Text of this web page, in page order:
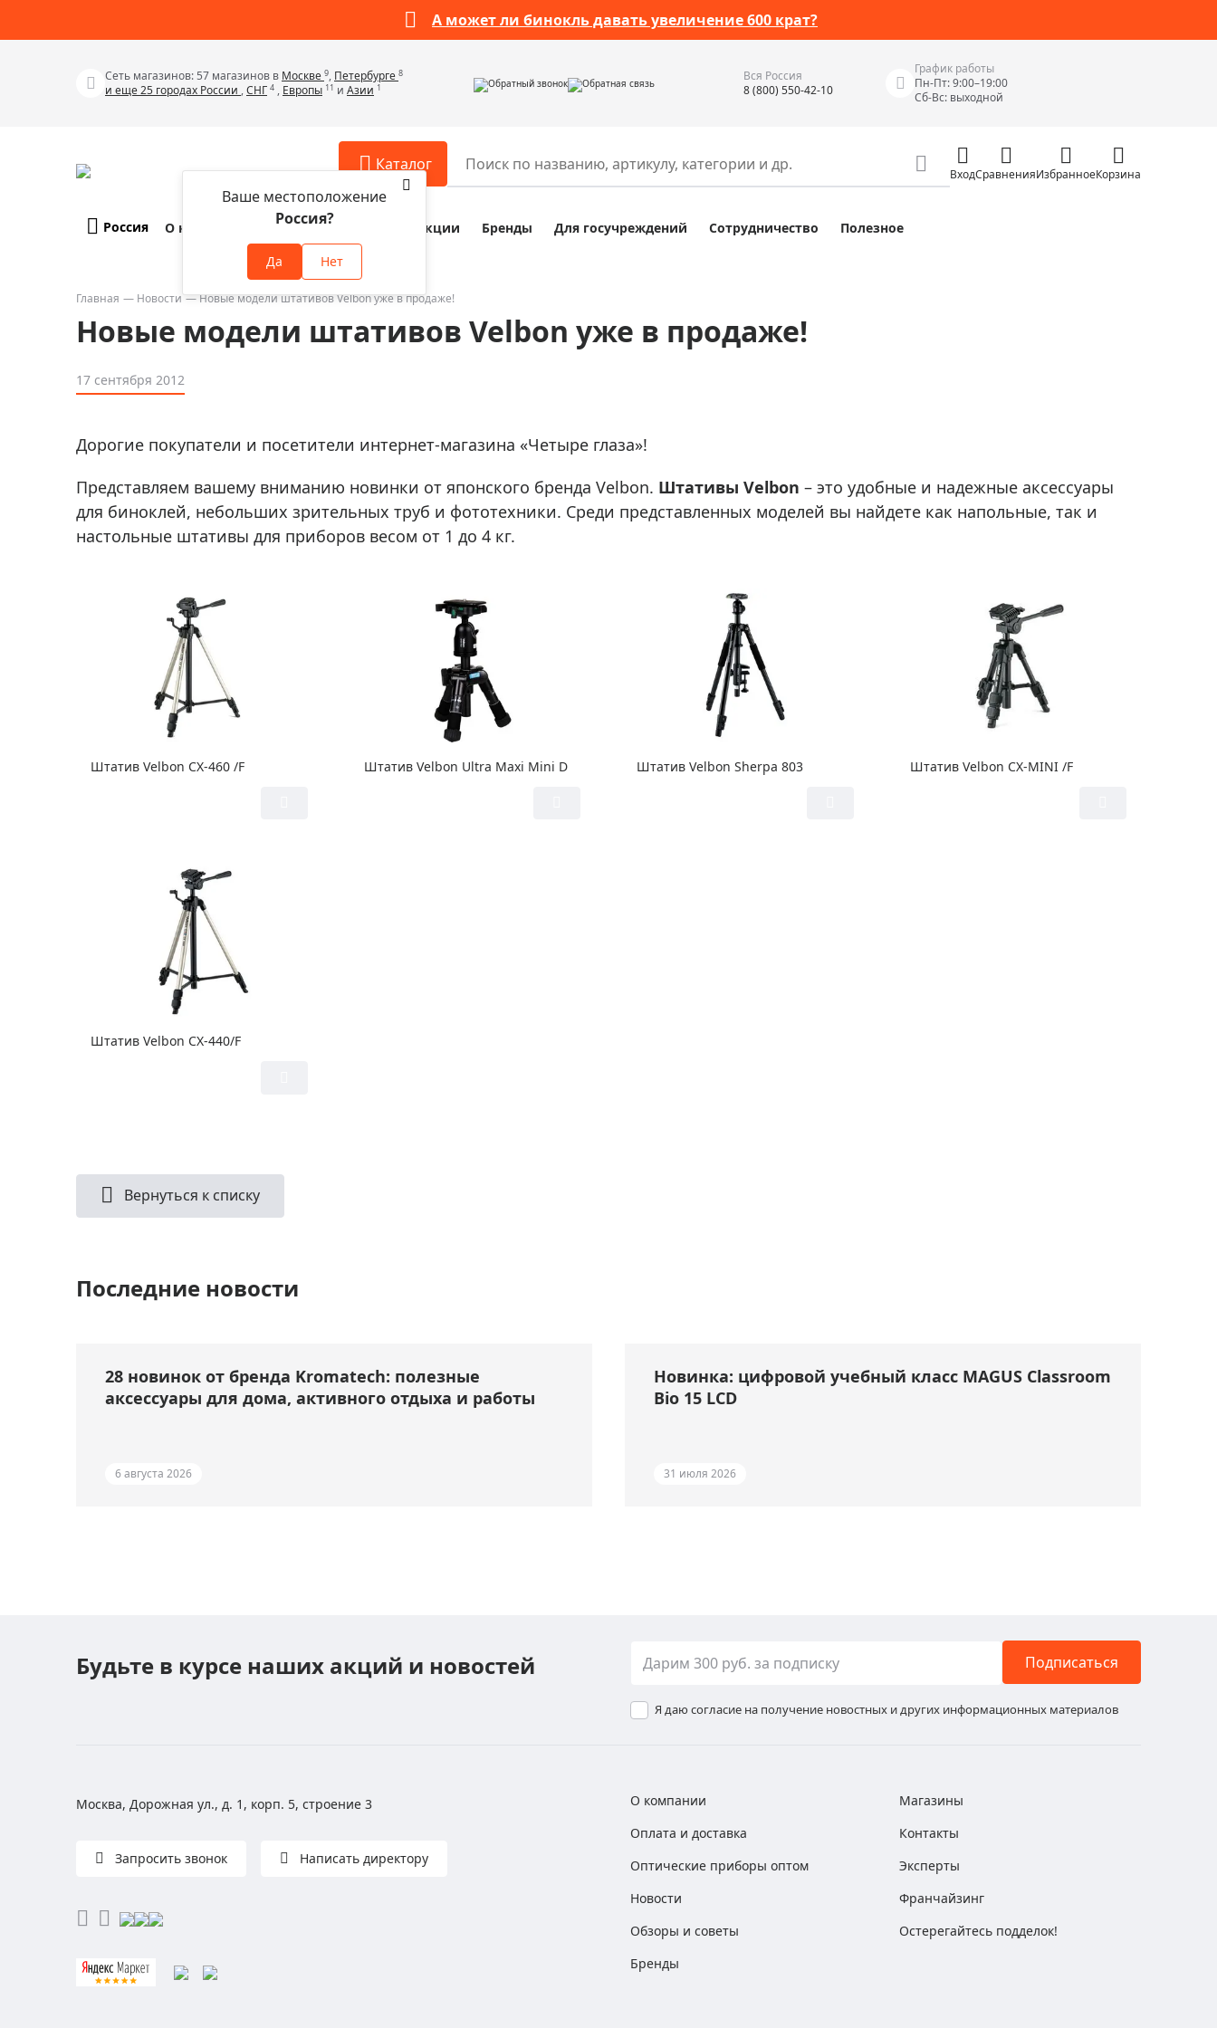
А может ли бинокль давать увеличение 600 крат?
Сеть магазинов: 57 магазинов в Москве 9, Петербурге 8
и еще 25 городах России ,СНГ 4 , Европы 11 и Азии 1 Обратный звонок Обратная связь
Вся Россия
8 (800) 550-42-10
График работы
Пн-Пт: 9:00–19:00
Сб-Вс: выходной
Каталог
Телескопы
Бинокли
Зрительные трубы
Прицелы
Фотогаджеты
Discovery (Дискавери)
Оптика для детей Levenhuk LabZZ
Астропланетарии
Подарки
Хиты продаж
Акции
Аксессуары для микроскопов
Аксессуары для зрительных труб
Распродажа оптики по специальным
ценам
Распродажа выставочных образцов
Разное
Наборы исследователя Bresser Junior
Наборы для химических опытов
Лазерные дальномеры
Сумки, кейсы, чехлы
Средства для очистки оптики
Элементы питания, карты памяти
Экшн-камеры
Фотооборудование
Измерительные инструменты
Влагомеры (датчики влажности)
Лазерные дальномеры
Видеоэндоскопы
Тестеры качества воды
Нивелиры оптические
Теодолиты
ВходСравненияИзбранноеКорзина
Россия
Ваше местоположение
Россия?
Да Нет
О компании Оплата и доставка Акции Бренды Для госучреждений Сотрудничество Полезное
Главная Новости Новые модели штативов Velbon уже в продаже!
Новые модели штативов Velbon уже в продаже!
17 сентября 2012
Дорогие покупатели и посетители интернет-магазина «Четыре глаза»!
Представляем вашему вниманию новинки от японского бренда Velbon. Штативы Velbon – это удобные и надежные аксессуары
для биноклей, небольших зрительных труб и фототехники. Среди представленных моделей вы найдете как напольные, так и
настольные штативы для приборов весом от 1 до 4 кг.
Штатив Velbon CX-460 /F Штатив Velbon Ultra Maxi Mini D Штатив Velbon Sherpa 803 Штатив Velbon CX-MINI /F
Штатив Velbon CX-440/F
Вернуться к списку
Последние новости
28 новинок от бренда Kromatech: полезные
аксессуары для дома, активного отдыха и работы
6 августа 2026
Новинка: цифровой учебный класс MAGUS Classroom
Bio 15 LCD
31 июля 2026
Будьте в курсе наших акций и новостей Подписаться
Я даю согласие на получение новостных и других информационных материалов
Москва, Дорожная ул., д. 1, корп. 5, строение 3
Запросить звонок Написать директору
О компании
Оплата и доставка
Оптические приборы оптом
Новости
Обзоры и советы
Бренды
Магазины
Контакты
Эксперты
Франчайзинг
Остерегайтесь подделок!